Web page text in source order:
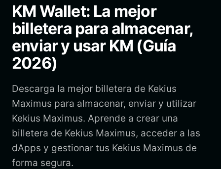
Bahasa Indonesia
ภาษาไทย
Español
Português (Brasil)
KM Wallet: La mejor
billetera para almacenar,
enviar y usar KM (Guía
2026)
Descarga la mejor billetera de Kekius
Maximus para almacenar, enviar y utilizar
Kekius Maximus. Aprende a crear una
billetera de Kekius Maximus, acceder a las
dApps y gestionar tus Kekius Maximus de
forma segura.